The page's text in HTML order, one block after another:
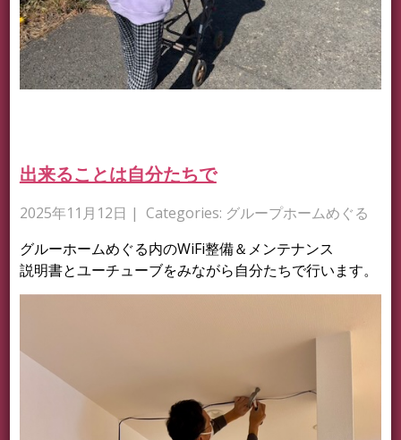
出来ることは自分たちで
2025年11月12日 | Categories: グループホームめぐる
グルーホームめぐる内のWiFi整備＆メンテナンス
説明書とユーチューブをみながら自分たちで行います。